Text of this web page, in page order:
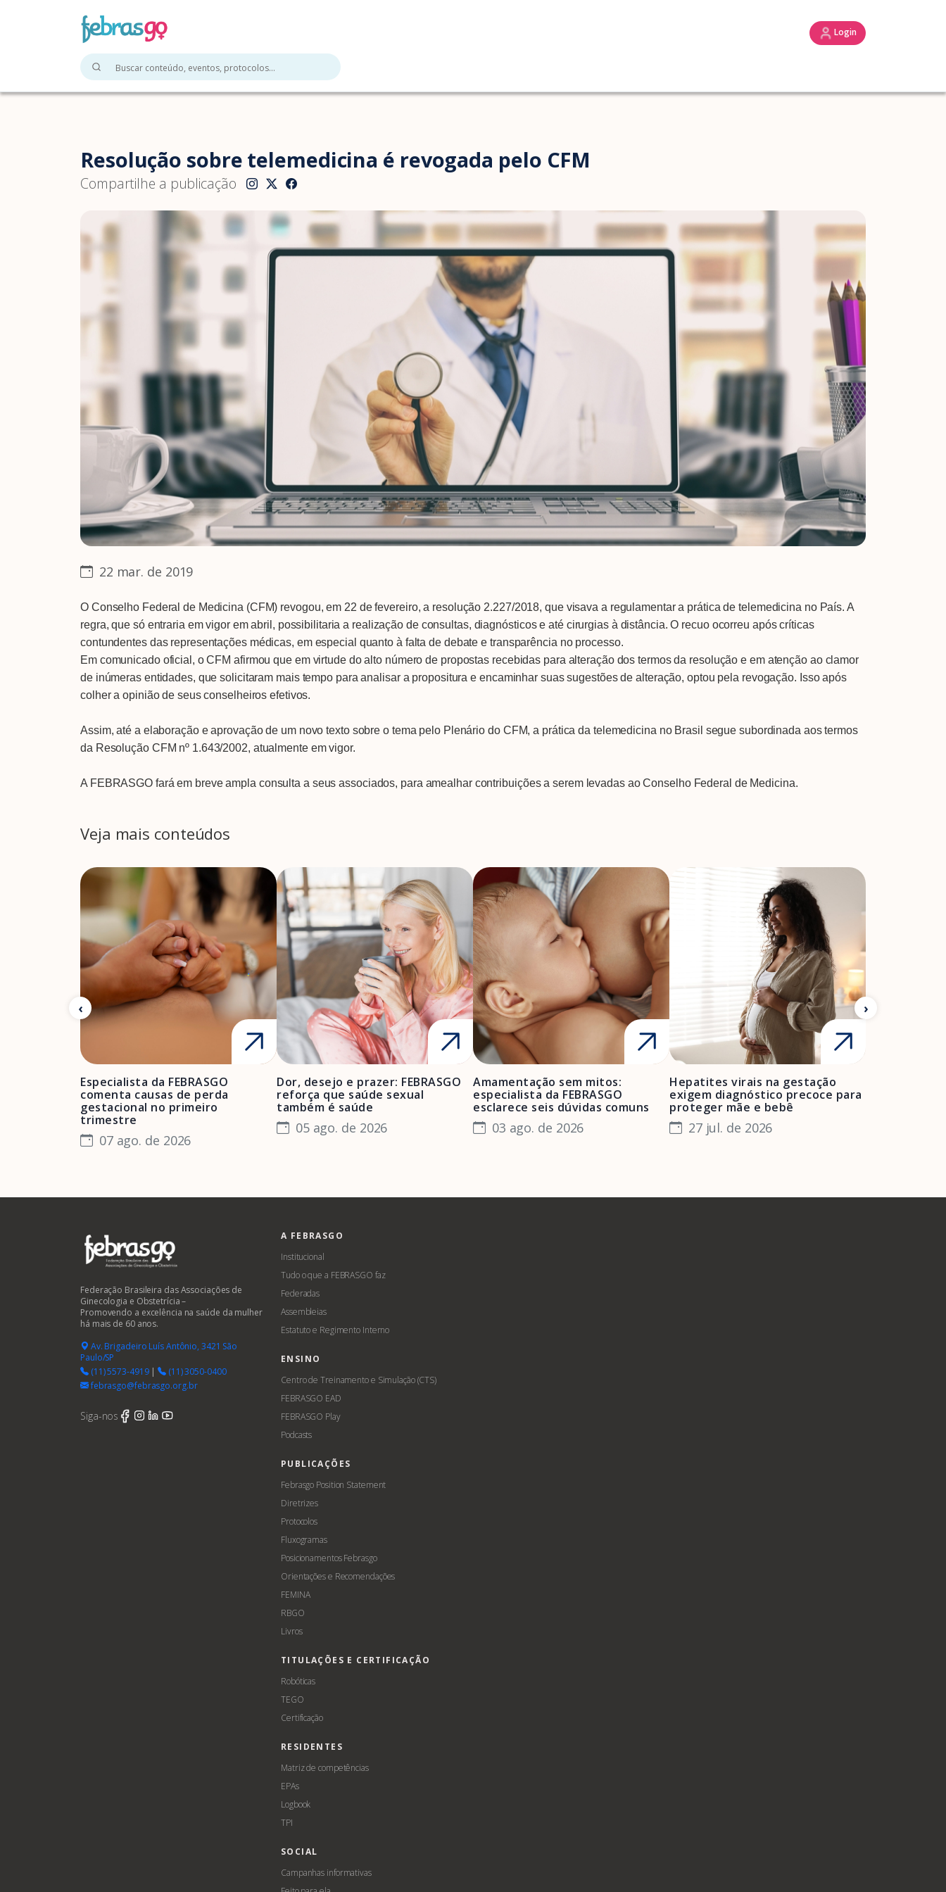
Login
A Febrasgo Ensino Publicações
Resolução sobre telemedicina é revogada pelo CFM
Compartilhe a publicação
22 mar. de 2019
O Conselho Federal de Medicina (CFM) revogou, em 22 de fevereiro, a resolução 2.227/2018, que visava a regulamentar a prática de telemedicina no País. A
regra, que só entraria em vigor em abril, possibilitaria a realização de consultas, diagnósticos e até cirurgias à distância. O recuo ocorreu após críticas
contundentes das representações médicas, em especial quanto à falta de debate e transparência no processo.
Em comunicado oficial, o CFM afirmou que em virtude do alto número de propostas recebidas para alteração dos termos da resolução e em atenção ao clamor
de inúmeras entidades, que solicitaram mais tempo para analisar a propositura e encaminhar suas sugestões de alteração, optou pela revogação. Isso após
colher a opinião de seus conselheiros efetivos.
Assim, até a elaboração e aprovação de um novo texto sobre o tema pelo Plenário do CFM, a prática da telemedicina no Brasil segue subordinada aos termos
da Resolução CFM nº 1.643/2002, atualmente em vigor.
A FEBRASGO fará em breve ampla consulta a seus associados, para amealhar contribuições a serem levadas ao Conselho Federal de Medicina.
Veja mais conteúdos
Especialista da FEBRASGO
comenta causas de perda
gestacional no primeiro
trimestre
07 ago. de 2026
Dor, desejo e prazer: FEBRASGO
reforça que saúde sexual
também é saúde
05 ago. de 2026
Amamentação sem mitos:
especialista da FEBRASGO
esclarece seis dúvidas comuns
03 ago. de 2026
Hepatites virais na gestação
exigem diagnóstico precoce para
proteger mãe e bebê
27 jul. de 2026
Federação Brasileira das Associações de
Ginecologia e Obstetrícia –
Promovendo a excelência na saúde da mulher
há mais de 60 anos.
Av. Brigadeiro Luís Antônio, 3421 São
Paulo/SP
(11) 5573-4919|
(11) 3050-0400
febrasgo@febrasgo.org.br
Siga-nos
A FEBRASGO
Institucional
Tudo o que a FEBRASGO faz
Federadas
Assembleias
Estatuto e Regimento Interno
ENSINO
Centro de Treinamento e Simulação (CTS)
FEBRASGO EAD
FEBRASGO Play
Podcasts
PUBLICAÇÕES
Febrasgo Position Statement
Diretrizes
Protocolos
Fluxogramas
Posicionamentos Febrasgo
Orientações e Recomendações
FEMINA
RBGO
Livros
TITULAÇÕES E CERTIFICAÇÃO
Robóticas
TEGO
Certificação
RESIDENTES
Matriz de competências
EPAs
Logbook
TPI
SOCIAL
Campanhas informativas